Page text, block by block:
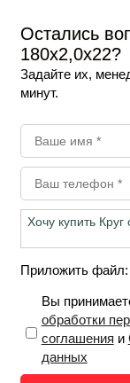
Остались
180х2,0х22?
Задайте их,
минут.
Приложить файл:
Вы
обработки
соглашения и
данных